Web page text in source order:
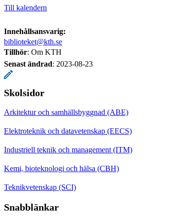
Till kalendern
Innehållsansvarig:
biblioteket@kth.se
Tillhör: Om KTH
Senast ändrad: 2023-08-23
Skolsidor
Arkitektur och samhällsbyggnad (ABE)
Elektroteknik och datavetenskap (EECS)
Industriell teknik och management (ITM)
Kemi, bioteknologi och hälsa (CBH)
Teknikvetenskap (SCI)
Snabblänkar